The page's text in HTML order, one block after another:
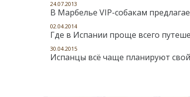
24.07.2013
В Марбелье VIP-собакам
02.04.2014
Где в Испании проще всего
30.04.2015
Испанцы всё чаще планируют